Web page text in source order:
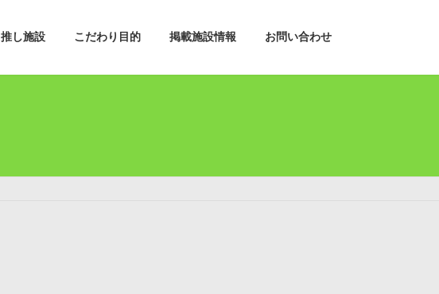
推し施設 こだわり目的 掲載施設情報 お問い合わせ